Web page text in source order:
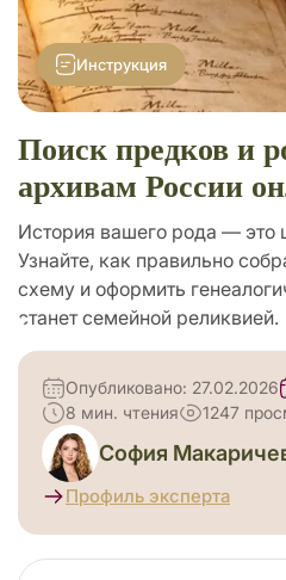
Поиск
Подарки
Инструкция
Поиск предков и
архивам России
История вашего рода — это
Узнайте, как правильно
схему и оформить
станет семейной реликвией.
Опубликовано: 27.02.2026
8 мин. чтения
1247
София
Профиль эксперта